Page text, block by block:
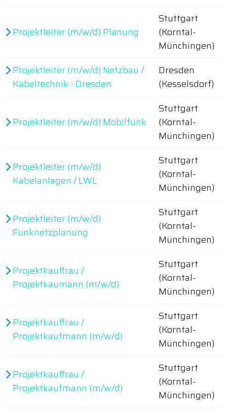
Projektleiter (m/w/d) Planung
Stuttgart
(Korntal-
Münchingen)
Projektleiter (m/w/d) Netzbau /
Kabeltechnik - Dresden
Dresden
(Kesselsdorf)
Projektleiter (m/w/d) Mobilfunk
Stuttgart
(Korntal-
Münchingen)
Projektleiter (m/w/d)
Kabelanlagen / LWL
Stuttgart
(Korntal-
Münchingen)
Projektleiter (m/w/d)
Funknetzplanung
Stuttgart
(Korntal-
Münchingen)
Projektkauffrau /
Projektkaumann (m/w/d)
Stuttgart
(Korntal-
Münchingen)
Projektkauffrau /
Projektkaufmann (m/w/d)
Stuttgart
(Korntal-
Münchingen)
Projektkauffrau /
Projektkaufmann (m/w/d)
Stuttgart
(Korntal-
Münchingen)